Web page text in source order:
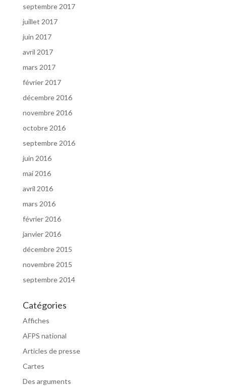
septembre 2017
juillet 2017
juin 2017
avril 2017
mars 2017
février 2017
décembre 2016
novembre 2016
octobre 2016
septembre 2016
juin 2016
mai 2016
avril 2016
mars 2016
février 2016
janvier 2016
décembre 2015
novembre 2015
septembre 2014
Catégories
Affiches
AFPS national
Articles de presse
Cartes
Des arguments